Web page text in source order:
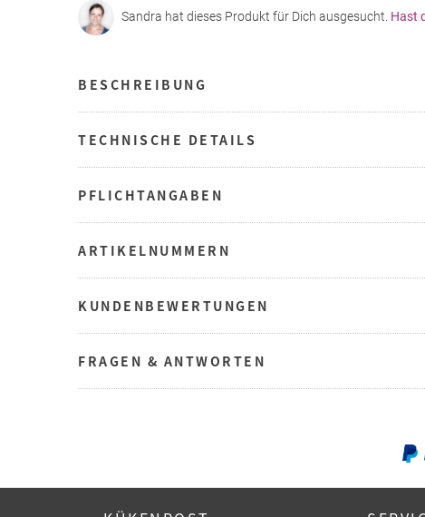
Sandra hat dieses Produkt für Dich ausgesucht. Hast
BESCHREIBUNG
TECHNISCHE DETAILS
PFLICHTANGABEN
ARTIKELNUMMERN
KUNDENBEWERTUNGEN
FRAGEN & ANTWORTEN